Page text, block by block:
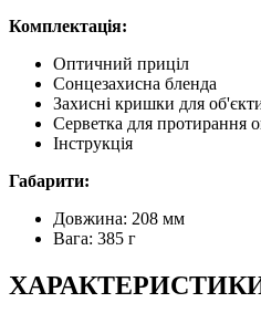
Комплектація:
Оптичний приціл
Сонцезахисна бленда
Захисні кришки для
Серветка для протирання
Інструкція
Габарити:
Довжина: 208 мм
Вага: 385 г